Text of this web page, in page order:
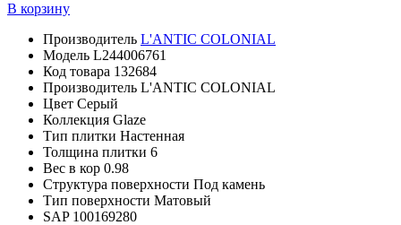
В корзину
Производитель L'ANTIC COLONIAL
Модель L244006761
Код товара 132684
Производитель L'ANTIC COLONIAL
Цвет Серый
Коллекция Glaze
Тип плитки Настенная
Толщина плитки 6
Вес в кор 0.98
Структура поверхности Под камень
Тип поверхности Матовый
SAP 100169280